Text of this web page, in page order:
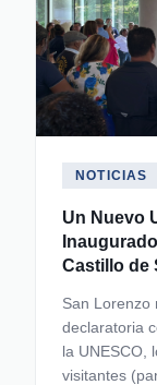
NOTICIAS
Un Nuevo
Castillo de
San Lorenzo
declaratoria
la UNESCO,
visitantes